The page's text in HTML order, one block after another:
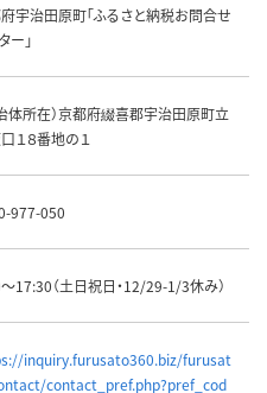
宇治田原町「ふるさと納税お問合せ
ー」
体所在）京都府綴喜郡宇治田原町立
１８番地の１
977-050
17:30（土日祝日・12/29-1/3休み）
inquiry.furusato360.biz/furusat
contact_pref.php?pref_cod